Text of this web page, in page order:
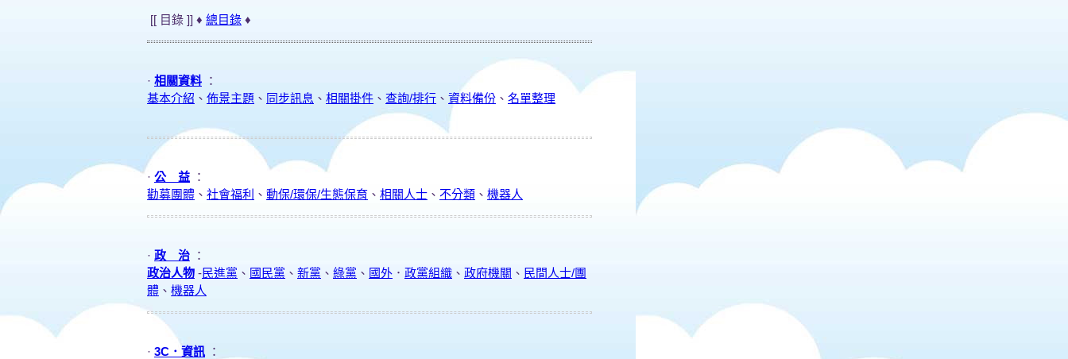
[[ 目錄 ]] ♦ 總目錄 ♦
· 相關資料 ：
基本介紹 、 佈景主題 、 同步訊息 、 相關掛件 、 查詢/排行 、 資料備份 、 名單整理
· 公 益 ：
勸募團體 、 社會福利 、 動保/環保/生態保育 、 相關人士 、 不分類 、 機器人
· 政 治 ：
政治人物 -民進黨 、 國民黨 、 新黨 、 綠黨 、 國外 ． 政黨組織 、 政府機關 、 民間人士/團
體 、 機器人
· 3C．資訊 ：